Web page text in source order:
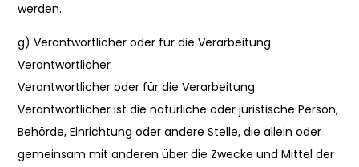
werden.
g) Verantwortlicher oder für die Verarbeitung
Verantwortlicher
Verantwortlicher oder für die Verarbeitung
Verantwortlicher ist die natürliche oder juristische Person,
Behörde, Einrichtung oder andere Stelle, die allein oder
gemeinsam mit anderen über die Zwecke und Mittel der